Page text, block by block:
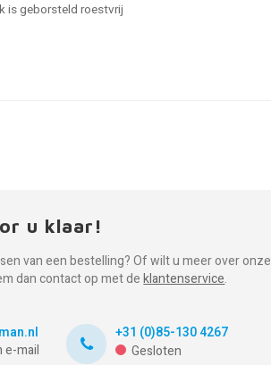
is geborsteld roestvrij
u klaar!
van een bestelling? Of wilt u meer over onze
dan contact op met deklantenservice.
e-mail
+31 (0)85-130 4267
Gesloten